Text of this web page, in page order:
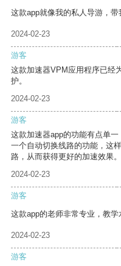
这款app就像我的私人导游，带
2024-02-23
游客
这款加速器VPM应用程序已经
护。
2024-02-23
游客
这款加速器app的功能有点单
一个自动切换线路的功能，这
路，从而获得更好的加速效果。
2024-02-23
游客
这款app的老师非常专业，教学
2024-02-23
游客